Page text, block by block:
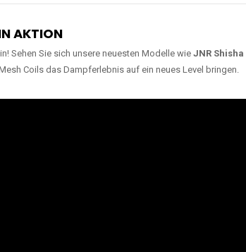
AKTION
Sehen Sie sich unsere neuesten Modelle wie JNR
Coils das Dampferlebnis auf ein neues Level bringen.